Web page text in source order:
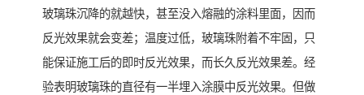
玻璃珠沉降的就越快，甚至没入熔融的涂料里面，因而
反光效果就会变差；温度过低，玻璃珠附着不牢固，只
能保证施工后的即时反光效果，而长久反光效果差。经
验表明玻璃珠的直径有一半埋入涂膜中反光效果。但做